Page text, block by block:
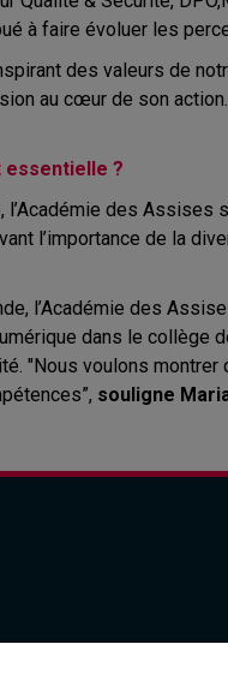
à faire évoluer les
des valeurs de
au cœur de son
?
des Assises
l’importance de la
l’Académie des
dans le
"Nous voulons
souligne